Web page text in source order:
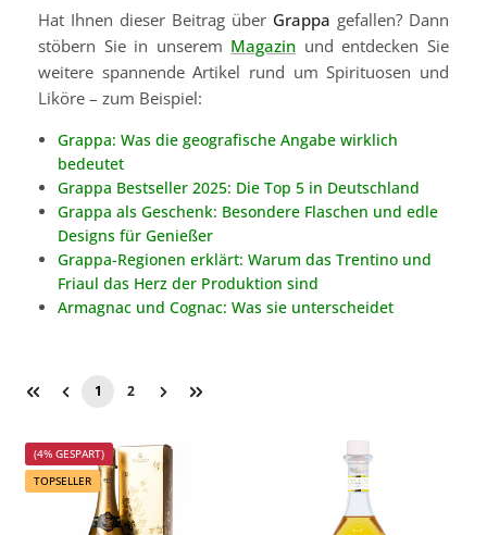
Hat Ihnen dieser Beitrag über Grappa gefallen? Dann
stöbern Sie in unserem Magazin und entdecken Sie
weitere spannende Artikel rund um Spirituosen und
Liköre – zum Beispiel:
Grappa: Was die geografische Angabe wirklich
bedeutet
Grappa Bestseller 2025: Die Top 5 in Deutschland
Grappa als Geschenk: Besondere Flaschen und edle
Designs für Genießer
Grappa-Regionen erklärt: Warum das Trentino und
Friaul das Herz der Produktion sind
Armagnac und Cognac: Was sie unterscheidet
1 2
(4% GESPART)
TOPSELLER